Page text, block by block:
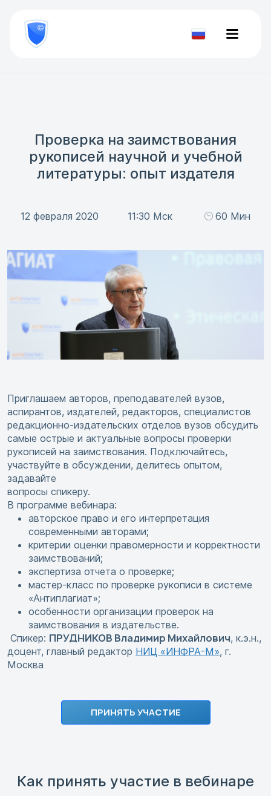
800
777-
81-Проверить
Проверка на заимствования
рукописей научной и учебной
литературы: опыт издателя
12 февраля 2020 11:30 Мск 60 Мин
Приглашаем авторов, преподавателей вузов,
аспирантов, издателей, редакторов, специалистов
редакционно-издательских отделов вузов обсудить
самые острые и актуальные вопросы проверки
рукописей на заимствования. Подключайтесь,
участвуйте в обсуждении, делитесь опытом,
задавайте
вопросы спикеру.
В программе вебинара:
авторское право и его интерпретация
современными авторами;
критерии оценки правомерности и корректности
заимствований;
экспертиза отчета о проверке;
мастер-класс по проверке рукописи в системе
«Антиплагиат»;
особенности организации проверок на
заимствования в издательстве.
Спикер: ПРУДНИКОВ Владимир Михайлович, к.э.н.,
доцент, главный редактор НИЦ «ИНФРА-М», г.
Москва
ПРИНЯТЬ УЧАСТИЕ
Как принять участие в вебинаре